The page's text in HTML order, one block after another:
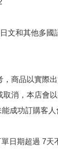
文和其他多國
，商品以實際
消，本店會
成功訂購客
日期超過 7天